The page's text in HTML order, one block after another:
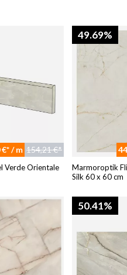
€* / m 154,21 €*
Verde Orientale
49.69%
Marmoroptik
Silk 60 x 60 cm
50.41%